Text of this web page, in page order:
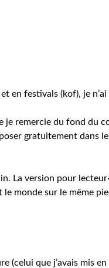
en festivals (kof), je n’ai
je remercie du fond du
gratuitement dans
La version pour
monde sur le même
(celui que j’avais mis